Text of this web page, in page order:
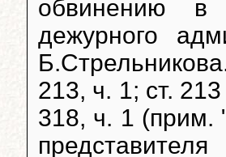
обвинению
дежурного
213, ч. 1; ст.
318, ч. 1 (прим.